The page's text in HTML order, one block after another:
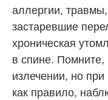
аллергии,
застаревшие
хроническая
в спине. Помните,
излечении, но
как правило,